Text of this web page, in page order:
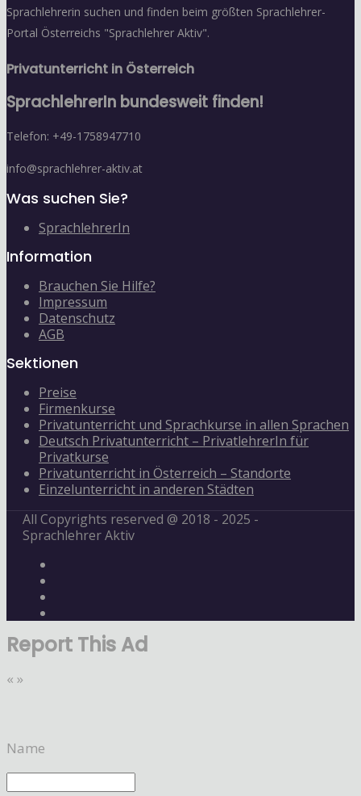
Sprachlehrerin suchen und finden beim größten Sprachlehrer-
Portal Österreichs "Sprachlehrer Aktiv".
Privatunterricht in Österreich
SprachlehrerIn bundesweit finden!
Telefon: +49-1758947710
info@sprachlehrer-aktiv.at
Was suchen Sie?
SprachlehrerIn
Information
Brauchen Sie Hilfe?
Impressum
Datenschutz
AGB
Sektionen
Preise
Firmenkurse
Privatunterricht und Sprachkurse in allen Sprachen
Deutsch Privatunterricht – PrivatlehrerIn für
Privatkurse
Privatunterricht in Österreich – Standorte
Einzelunterricht in anderen Städten
All Copyrights reserved @ 2018 - 2025 -
Sprachlehrer Aktiv
Report This Ad
« »
Name